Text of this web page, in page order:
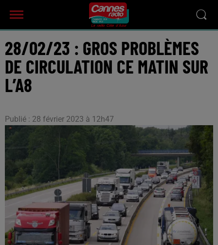
28/02/23 : GROS PROBLÈMES
DE CIRCULATION CE MATIN SUR
L’A8
Publié : 28 février 2023 à 12h47